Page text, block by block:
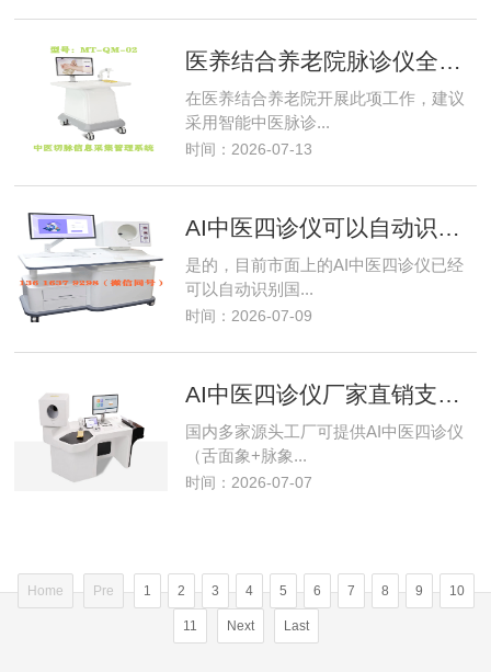
医养结合养老院脉诊仪全覆盖九种中医体质建立居民健康档案
在医养结合养老院开展此项工作，建议
采用智能中医脉诊...
时间：2026-07-13
AI中医四诊仪可以自动识别九种中医体质吗？国标九大体质智能辨识详解
是的，目前市面上的AI中医四诊仪已经
可以自动识别国...
时间：2026-07-09
AI中医四诊仪厂家直销支持批量采购配套移动推车
国内多家源头工厂可提供AI中医四诊仪
（舌面象+脉象...
时间：2026-07-07
Home Pre 1 2 3 4 5 6 7 8 9 10
11 Next Last